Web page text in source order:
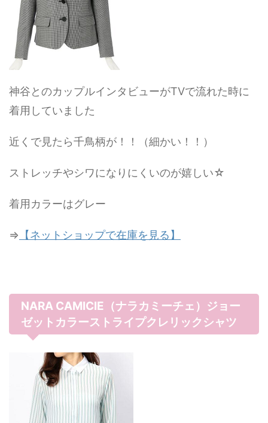
神谷とのカップルインタビューがTVで流れた時に
着用していました
近くで見たら千鳥柄が！！（細かい！！）
ストレッチやシワになりにくいのが嬉しい☆
着用カラーはグレー
⇒ 【ネットショップで在庫を見る】
NARA CAMICIE（ナラカミーチェ）ジョー
ゼットカラーストライプクレリックシャツ